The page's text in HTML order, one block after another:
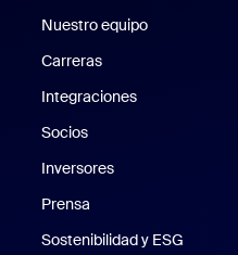
Nuestro equipo
Carreras
Integraciones
Socios
Inversores
Prensa
Sostenibilidad y ESG